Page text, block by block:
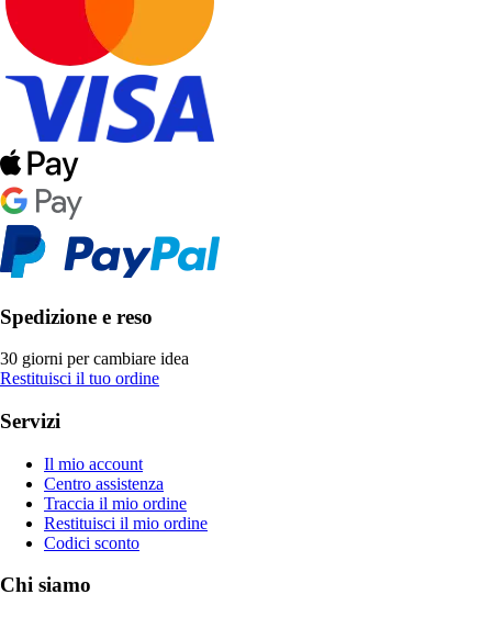
Spedizione e reso
30 giorni per cambiare idea
Restituisci il tuo ordine
Servizi
Il mio account
Centro assistenza
Traccia il mio ordine
Restituisci il mio ordine
Codici sconto
Chi siamo